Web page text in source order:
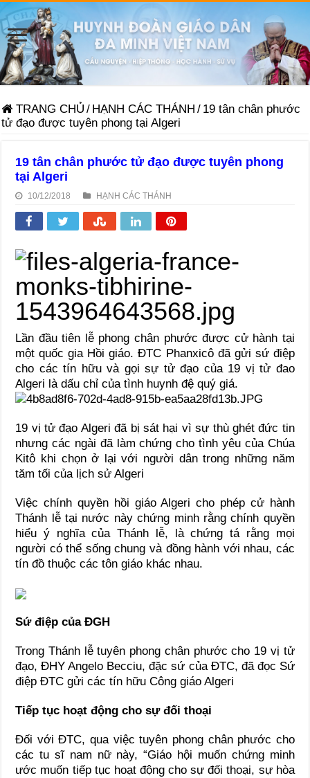
TRANG CHỦ / HẠNH CÁC THÁNH / 19 tân chân phước
tử đạo được tuyên phong tại Algeri
19 tân chân phước tử đạo được tuyên phong
tại Algeri
10/12/2018 HẠNH CÁC THÁNH
Lần đầu tiên lễ phong chân phước được cử hành tại
một quốc gia Hồi giáo. ĐTC Phanxicô đã gửi sứ điệp
cho các tín hữu và gọi sự tử đạo của 19 vị tử đao
Algeri là dấu chỉ của tình huynh đệ quý giá.
19 vị tử đạo Algeri đã bị sát hại vì sự thù ghét đức tin
nhưng các ngài đã làm chứng cho tình yêu của Chúa
Kitô khi chọn ở lại với người dân trong những năm
tăm tối của lịch sử Algeri
Việc chính quyền hồi giáo Algeri cho phép cử hành
Thánh lễ tại nước này chứng minh rằng chính quyền
hiểu ý nghĩa của Thánh lễ, là chứng tá rằng mọi
người có thể sống chung và đồng hành với nhau, các
tín đồ thuộc các tôn giáo khác nhau.
Sứ điệp của ĐGH
Trong Thánh lễ tuyên phong chân phước cho 19 vị tử
đạo, ĐHY Angelo Becciu, đặc sứ của ĐTC, đã đọc Sứ
điệp ĐTC gửi các tín hữu Công giáo Algeri
Tiếp tục hoạt động cho sự đối thoại
Đối với ĐTC, qua việc tuyên phong chân phước cho
các tu sĩ nam nữ này, “Giáo hội muốn chứng minh
ước muốn tiếp tục hoạt động cho sự đối thoại, sự hòa